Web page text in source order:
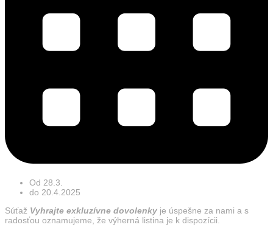
Od 28.3.
do 20.4.2025
Súťaž Vyhrajte exkluzívne dovolenky je úspešne za nami a s
radosťou oznamujeme, že výherná listina je k dispozícii.